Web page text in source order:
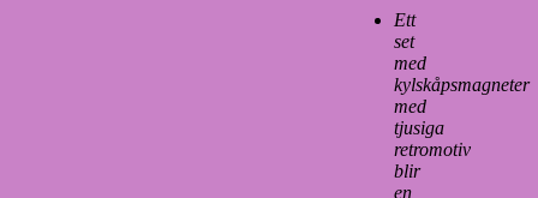
Ett
set
med
kylskåpsmagneter
med
tjusiga
retromotiv
blir
en